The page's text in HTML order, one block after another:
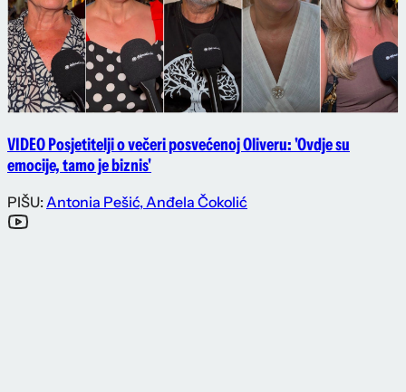
VIDEO Posjetitelji o večeri posvećenoj Oliveru: 'Ovdje su
emocije, tamo je biznis'
PIŠU: Antonia Pešić, Anđela Čokolić